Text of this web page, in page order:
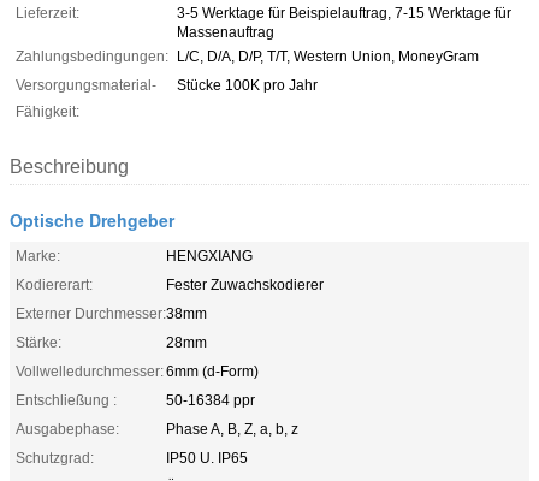
Lieferzeit:
3-5 Werktage für Beispielauftrag, 7-15 Werktage für
Massenauftrag
Zahlungsbedingungen: L/C, D/A, D/P, T/T, Western Union, MoneyGram
Versorgungsmaterial-
Fähigkeit:
Stücke 100K pro Jahr
Beschreibung
Optische Drehgeber
Marke:
HENGXIANG
Kodiererart:
Fester Zuwachskodierer
Externer Durchmesser:38mm
Stärke:
28mm
Vollwelledurchmesser:6mm (d-Form)
Entschließung :
50-16384 ppr
Ausgabephase:
Phase A, B, Z, a, b, z
Schutzgrad:
IP50 U. IP65